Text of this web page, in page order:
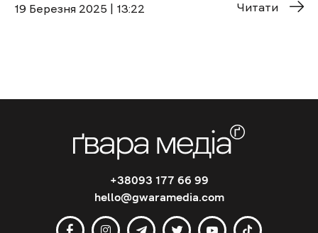
19 Березня 2025 | 13:22 Читати
+38093 177 66 99
hello@gwaramedia.com